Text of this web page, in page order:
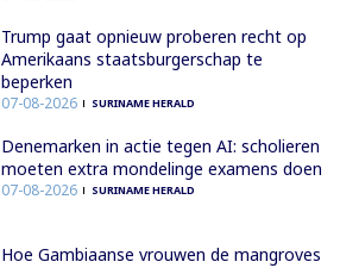
Trump gaat opnieuw proberen recht op
Amerikaans staatsburgerschap te
beperken
07-08-2026 SURINAME HERALD
Denemarken in actie tegen AI: scholieren
moeten extra mondelinge examens doen
07-08-2026 SURINAME HERALD
Hoe Gambiaanse vrouwen de mangroves